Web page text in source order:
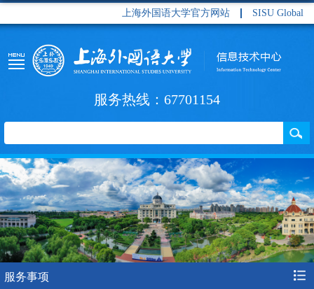
上海外国语大学官方网站 SISU Global
服务热线：67701154
服务事项